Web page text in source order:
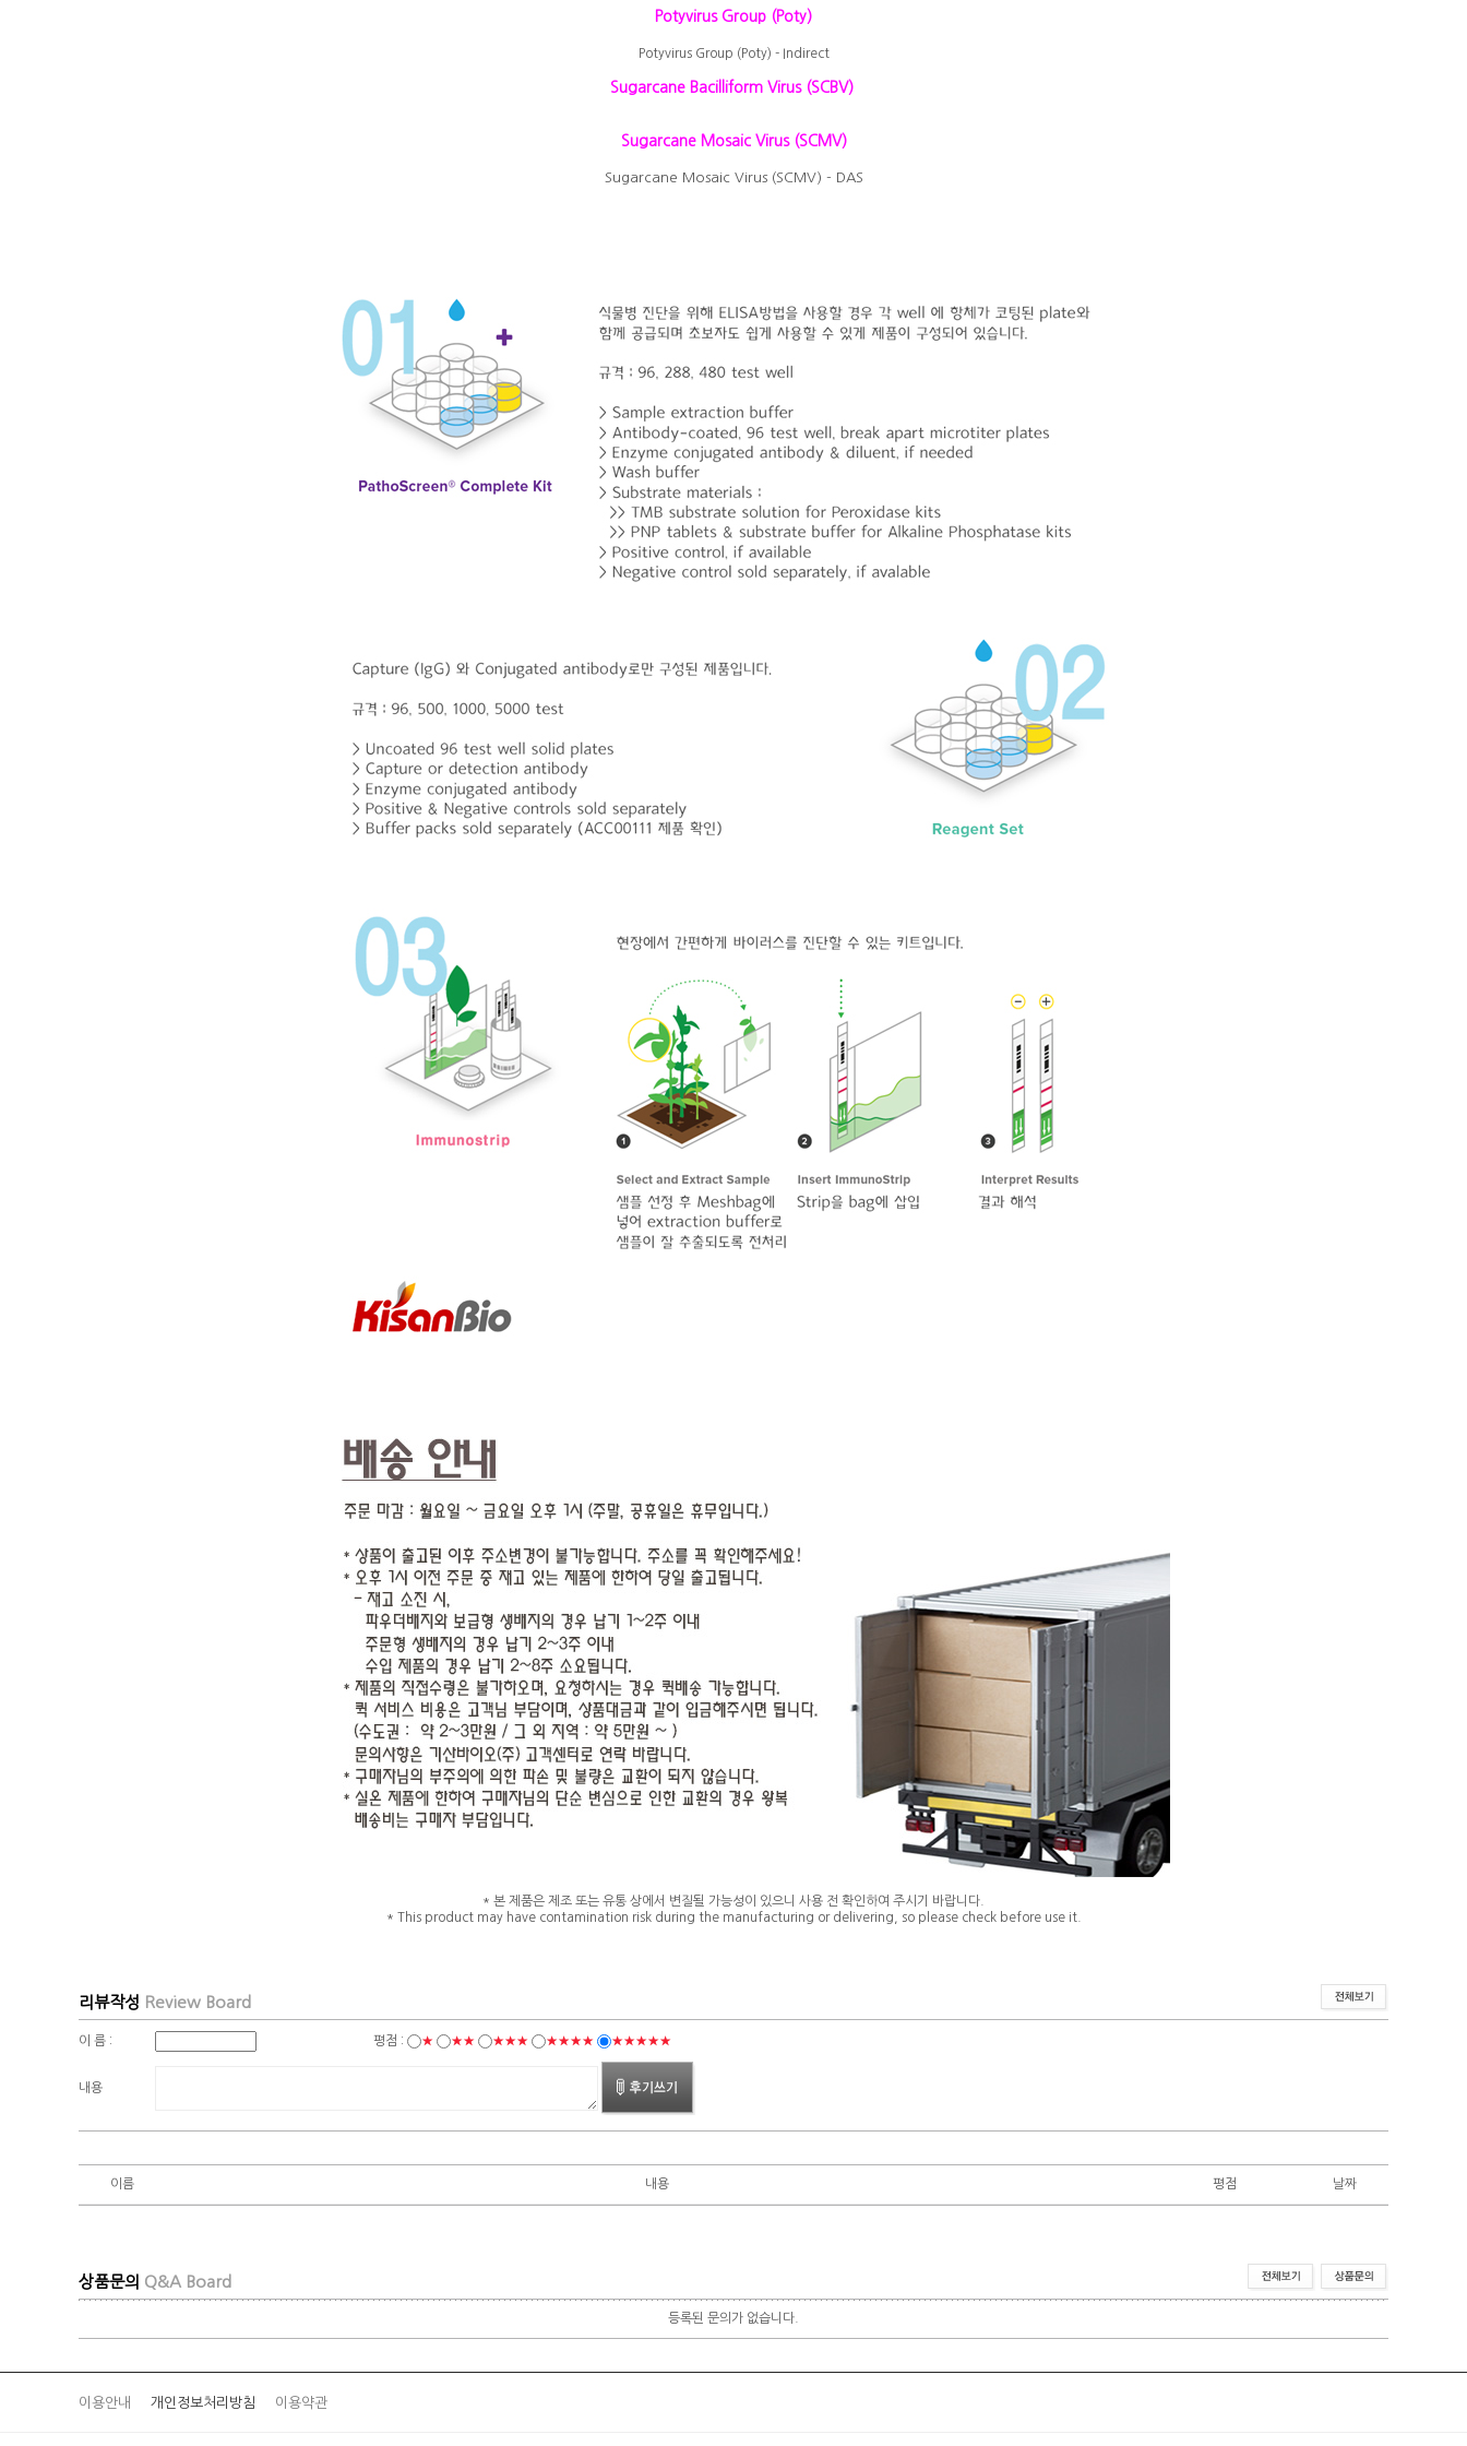
Potyvirus Group (Poty)
Potyvirus Group (Poty) - Indirect
Sugarcane Bacilliform Virus (SCBV)
Sugarcane Mosaic Virus (SCMV)
Sugarcane Mosaic Virus (SCMV) - DAS
* 본 제품은 제조 또는 유통 상에서 변질될 가능성이 있으니 사용 전 확인하여 주시기 바랍니다.
* This product may have contamination risk during the manufacturing or delivering, so please check before use it.
리뷰작성 Review Board
이 름 : 평점 : ★ ★★ ★★★ ★★★★ ★★★★★
내용
이름 내용 평점 날짜
상품문의 Q&A Board
등록된 문의가 없습니다.
이용안내 개인정보처리방침 이용약관